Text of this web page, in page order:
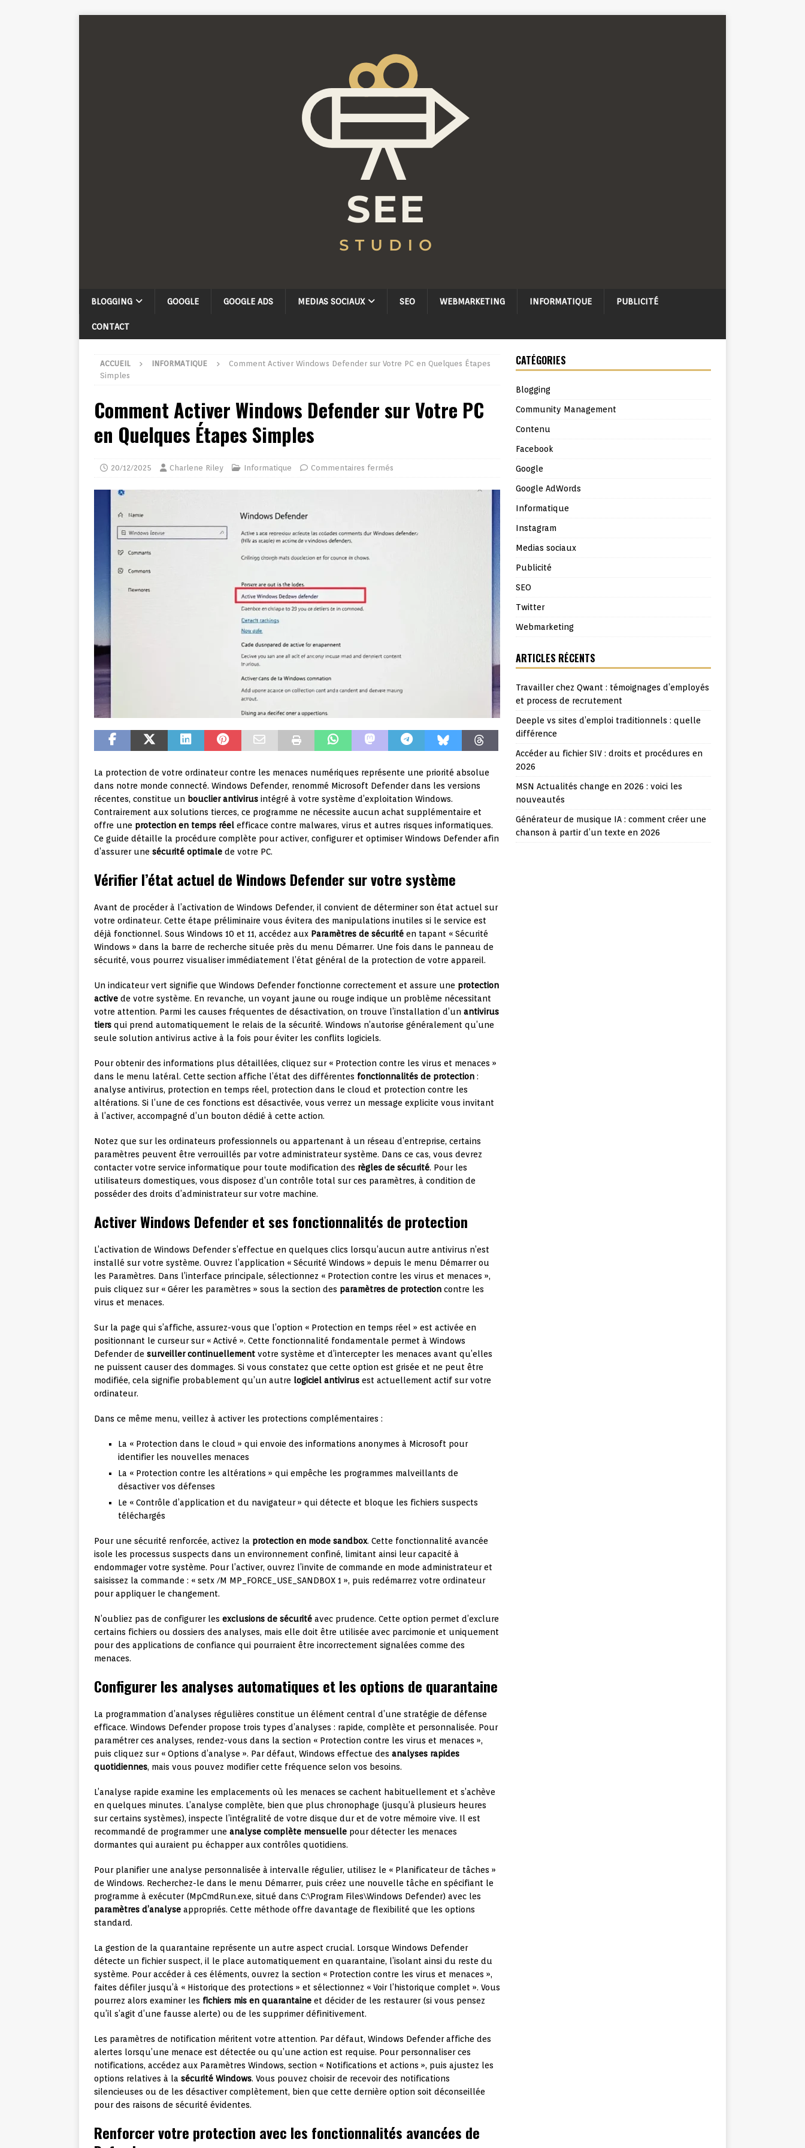
BLOGGING GOOGLE GOOGLE ADS MEDIAS SOCIAUX SEO WEBMARKETING INFORMATIQUE PUBLICITÉ
CONTACT
ACCUEIL INFORMATIQUE
Comment Activer Windows Defender sur Votre PC en Quelques Étapes
Simples
Comment Activer Windows Defender sur Votre PC
en Quelques Étapes Simples
20/12/2025 Charlene Riley Informatique Commentaires fermés
La protection de votre ordinateur contre les menaces numériques représente une priorité absolue
dans notre monde connecté. Windows Defender, renommé Microsoft Defender dans les versions
récentes, constitue un bouclier antivirus intégré à votre système d’exploitation Windows.
Contrairement aux solutions tierces, ce programme ne nécessite aucun achat supplémentaire et
offre une protection en temps réel efficace contre malwares, virus et autres risques informatiques.
Ce guide détaille la procédure complète pour activer, configurer et optimiser Windows Defender afin
d’assurer une sécurité optimale de votre PC.
Vérifier l’état actuel de Windows Defender sur votre système
Avant de procéder à l’activation de Windows Defender, il convient de déterminer son état actuel sur
votre ordinateur. Cette étape préliminaire vous évitera des manipulations inutiles si le service est
déjà fonctionnel. Sous Windows 10 et 11, accédez aux Paramètres de sécurité en tapant « Sécurité
Windows » dans la barre de recherche située près du menu Démarrer. Une fois dans le panneau de
sécurité, vous pourrez visualiser immédiatement l’état général de la protection de votre appareil.
Un indicateur vert signifie que Windows Defender fonctionne correctement et assure une protection
active de votre système. En revanche, un voyant jaune ou rouge indique un problème nécessitant
votre attention. Parmi les causes fréquentes de désactivation, on trouve l’installation d’un antivirus
tiers qui prend automatiquement le relais de la sécurité. Windows n’autorise généralement qu’une
seule solution antivirus active à la fois pour éviter les conflits logiciels.
Pour obtenir des informations plus détaillées, cliquez sur « Protection contre les virus et menaces »
dans le menu latéral. Cette section affiche l’état des différentes fonctionnalités de protection :
analyse antivirus, protection en temps réel, protection dans le cloud et protection contre les
altérations. Si l’une de ces fonctions est désactivée, vous verrez un message explicite vous invitant
à l’activer, accompagné d’un bouton dédié à cette action.
Notez que sur les ordinateurs professionnels ou appartenant à un réseau d’entreprise, certains
paramètres peuvent être verrouillés par votre administrateur système. Dans ce cas, vous devrez
contacter votre service informatique pour toute modification des règles de sécurité. Pour les
utilisateurs domestiques, vous disposez d’un contrôle total sur ces paramètres, à condition de
posséder des droits d’administrateur sur votre machine.
Activer Windows Defender et ses fonctionnalités de protection
L’activation de Windows Defender s’effectue en quelques clics lorsqu’aucun autre antivirus n’est
installé sur votre système. Ouvrez l’application « Sécurité Windows » depuis le menu Démarrer ou
les Paramètres. Dans l’interface principale, sélectionnez « Protection contre les virus et menaces »,
puis cliquez sur « Gérer les paramètres » sous la section des paramètres de protection contre les
virus et menaces.
Sur la page qui s’affiche, assurez-vous que l’option « Protection en temps réel » est activée en
positionnant le curseur sur « Activé ». Cette fonctionnalité fondamentale permet à Windows
Defender de surveiller continuellement votre système et d’intercepter les menaces avant qu’elles
ne puissent causer des dommages. Si vous constatez que cette option est grisée et ne peut être
modifiée, cela signifie probablement qu’un autre logiciel antivirus est actuellement actif sur votre
ordinateur.
Dans ce même menu, veillez à activer les protections complémentaires :
La « Protection dans le cloud » qui envoie des informations anonymes à Microsoft pour
identifier les nouvelles menaces
La « Protection contre les altérations » qui empêche les programmes malveillants de
désactiver vos défenses
Le « Contrôle d’application et du navigateur » qui détecte et bloque les fichiers suspects
téléchargés
Pour une sécurité renforcée, activez la protection en mode sandbox. Cette fonctionnalité avancée
isole les processus suspects dans un environnement confiné, limitant ainsi leur capacité à
endommager votre système. Pour l’activer, ouvrez l’invite de commande en mode administrateur et
saisissez la commande : « setx /M MP_FORCE_USE_SANDBOX 1 », puis redémarrez votre ordinateur
pour appliquer le changement.
N’oubliez pas de configurer les exclusions de sécurité avec prudence. Cette option permet d’exclure
certains fichiers ou dossiers des analyses, mais elle doit être utilisée avec parcimonie et uniquement
pour des applications de confiance qui pourraient être incorrectement signalées comme des
menaces.
Configurer les analyses automatiques et les options de quarantaine
La programmation d’analyses régulières constitue un élément central d’une stratégie de défense
efficace. Windows Defender propose trois types d’analyses : rapide, complète et personnalisée. Pour
paramétrer ces analyses, rendez-vous dans la section « Protection contre les virus et menaces »,
puis cliquez sur « Options d’analyse ». Par défaut, Windows effectue des analyses rapides
quotidiennes, mais vous pouvez modifier cette fréquence selon vos besoins.
L’analyse rapide examine les emplacements où les menaces se cachent habituellement et s’achève
en quelques minutes. L’analyse complète, bien que plus chronophage (jusqu’à plusieurs heures
sur certains systèmes), inspecte l’intégralité de votre disque dur et de votre mémoire vive. Il est
recommandé de programmer une analyse complète mensuelle pour détecter les menaces
dormantes qui auraient pu échapper aux contrôles quotidiens.
Pour planifier une analyse personnalisée à intervalle régulier, utilisez le « Planificateur de tâches »
de Windows. Recherchez-le dans le menu Démarrer, puis créez une nouvelle tâche en spécifiant le
programme à exécuter (MpCmdRun.exe, situé dans C:\Program Files\Windows Defender) avec les
paramètres d’analyse appropriés. Cette méthode offre davantage de flexibilité que les options
standard.
La gestion de la quarantaine représente un autre aspect crucial. Lorsque Windows Defender
détecte un fichier suspect, il le place automatiquement en quarantaine, l’isolant ainsi du reste du
système. Pour accéder à ces éléments, ouvrez la section « Protection contre les virus et menaces »,
faites défiler jusqu’à « Historique des protections » et sélectionnez « Voir l’historique complet ». Vous
pourrez alors examiner les fichiers mis en quarantaine et décider de les restaurer (si vous pensez
qu’il s’agit d’une fausse alerte) ou de les supprimer définitivement.
Les paramètres de notification méritent votre attention. Par défaut, Windows Defender affiche des
alertes lorsqu’une menace est détectée ou qu’une action est requise. Pour personnaliser ces
notifications, accédez aux Paramètres Windows, section « Notifications et actions », puis ajustez les
options relatives à la sécurité Windows. Vous pouvez choisir de recevoir des notifications
silencieuses ou de les désactiver complètement, bien que cette dernière option soit déconseillée
pour des raisons de sécurité évidentes.
Renforcer votre protection avec les fonctionnalités avancées de
CATÉGORIES
Blogging
Community Management
Contenu
Facebook
Google
Google AdWords
Informatique
Instagram
Medias sociaux
Publicité
SEO
Twitter
Webmarketing
ARTICLES RÉCENTS
Travailler chez Qwant : témoignages d’employés
et process de recrutement
Deeple vs sites d’emploi traditionnels : quelle
différence
Accéder au fichier SIV : droits et procédures en
2026
MSN Actualités change en 2026 : voici les
nouveautés
Générateur de musique IA : comment créer une
chanson à partir d’un texte en 2026